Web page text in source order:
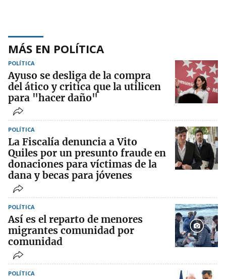
MÁS EN POLÍTICA
POLÍTICA
Ayuso se desliga de la compra
del ático y critica que la utilicen
para "hacer daño"
POLÍTICA
La Fiscalía denuncia a Vito
Quiles por un presunto fraude en
donaciones para víctimas de la
dana y becas para jóvenes
POLÍTICA
Así es el reparto de menores
migrantes comunidad por
comunidad
POLÍTICA